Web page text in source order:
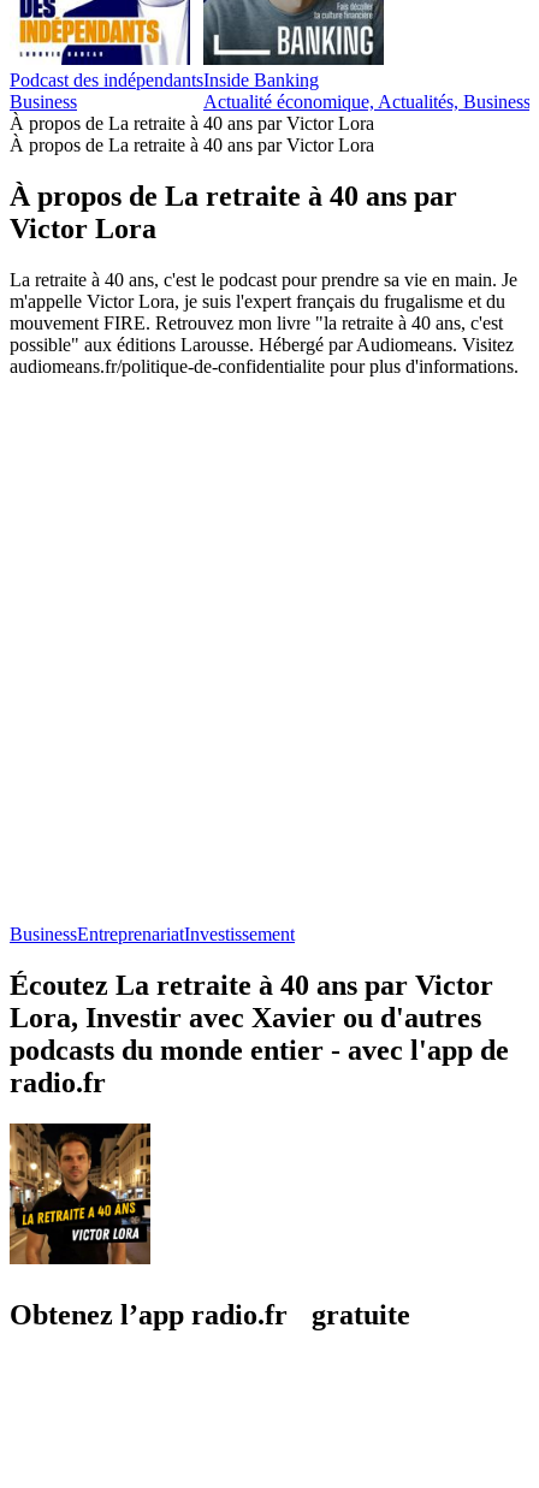
Podcast des indépendants
Business
Inside Banking
Actualité économique, Actualités, Business,
À propos de La retraite à 40 ans par Victor Lora
À propos de La retraite à 40 ans par Victor Lora
À propos de La retraite à 40 ans par
Victor Lora
La retraite à 40 ans, c'est le podcast pour prendre sa vie en main. Je
m'appelle Victor Lora, je suis l'expert français du frugalisme et du
mouvement FIRE. Retrouvez mon livre "la retraite à 40 ans, c'est
possible" aux éditions Larousse. Hébergé par Audiomeans. Visitez
audiomeans.fr/politique-de-confidentialite pour plus d'informations.
BusinessEntreprenariatInvestissement
Écoutez La retraite à 40 ans par Victor
Lora, Investir avec Xavier ou d'autres
podcasts du monde entier - avec l'app de
radio.fr
Obtenez l’app radio.fr gratuite